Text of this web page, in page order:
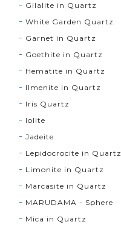
Gilalite in Quartz
White Garden Quartz
Garnet in Quartz
Goethite in Quartz
Hematite in Quartz
Ilmenite in Quartz
Iris Quartz
Iolite
Jadeite
Lepidocrocite in Quartz
Limonite in Quartz
Marcasite in Quartz
MARUDAMA - Sphere
Mica in Quartz